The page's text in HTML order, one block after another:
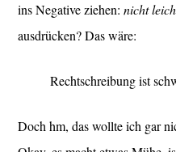
ins Negative ziehen:nicht
ausdrücken? Das wäre:
Rechtschreibung ist
Doch hm, das wollte ich gar